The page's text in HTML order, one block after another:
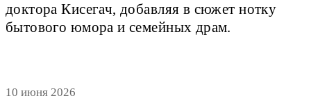
доктора Кисегач, добавляя в сюжет нотку
бытового юмора и семейных драм.
10 июня 2026